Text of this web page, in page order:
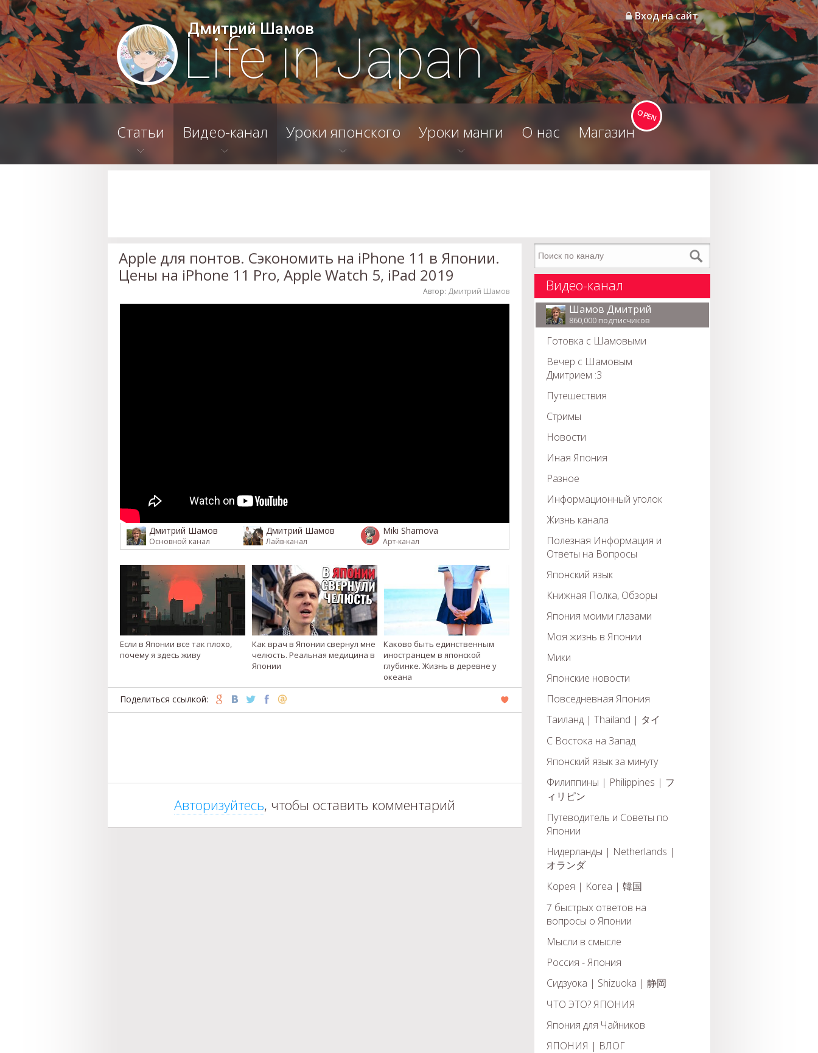
Вход на сайт
Дмитрий Шамов
Life in Japan
Статьи Видео-канал Уроки японского Уроки манги О нас Магазин
Apple для понтов. Сэкономить на iPhone 11 в Японии.
Цены на iPhone 11 Pro, Apple Watch 5, iPad 2019
Автор: Дмитрий Шамов
Дмитрий Шамов
Основной канал
Дмитрий Шамов
Лайв-канал
Miki Shamova
Арт-канал
Если в Японии все так плохо,
почему я здесь живу
Как врач в Японии свернул мне
челюсть. Реальная медицина в
Японии
Каково быть единственным
иностранцем в японской
глубинке. Жизнь в деревне у
океана
Поделиться ссылкой:
Авторизуйтесь, чтобы оставить комментарий
Видео-канал
Шамов Дмитрий
860,000 подписчиков
Готовка с Шамовыми
Вечер с Шамовым
Дмитрием :3
Путешествия
Стримы
Новости
Иная Япония
Разное
Информационный уголок
Жизнь канала
Полезная Информация и
Ответы на Вопросы
Японский язык
Книжная Полка, Обзоры
Япония моими глазами
Моя жизнь в Японии
Мики
Японские новости
Повседневная Япония
Таиланд | Thailand | タイ
С Востока на Запад
Японский язык за минуту
Филиппины | Philippines | フ
ィリピン
Путеводитель и Советы по
Японии
Нидерланды | Netherlands |
オランダ
Корея | Korea | 韓国
7 быстрых ответов на
вопросы о Японии
Мысли в смысле
Россия - Япония
Сидзуока | Shizuoka | 静岡
ЧТО ЭТО? ЯПОНИЯ
Япония для Чайников
ЯПОНИЯ | ВЛОГ